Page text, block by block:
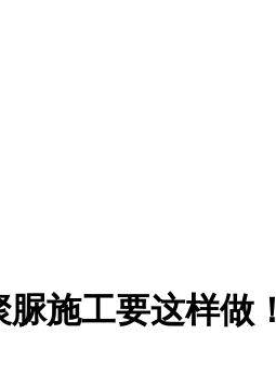
施工要这样做！